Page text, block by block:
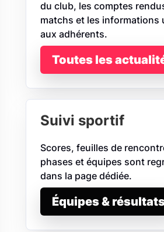
du club, les comptes
matchs et les informations
aux adhérents.
Toutes les
Suivi sportif
Scores, feuilles de
phases et équipes sont
dans la page dédiée.
Équipes &